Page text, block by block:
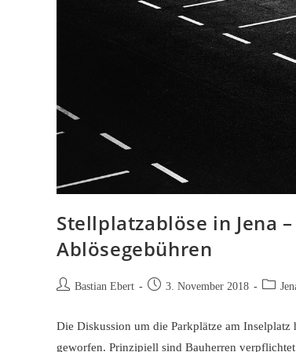
Stellplatzablöse in Jena
Ablösegebühren
Beitrags-
Bastian Ebert
Beitrag3. November 2018
Die Diskussion um die Parkplätze am
geworfen. Prinzipiell sind Bauherren